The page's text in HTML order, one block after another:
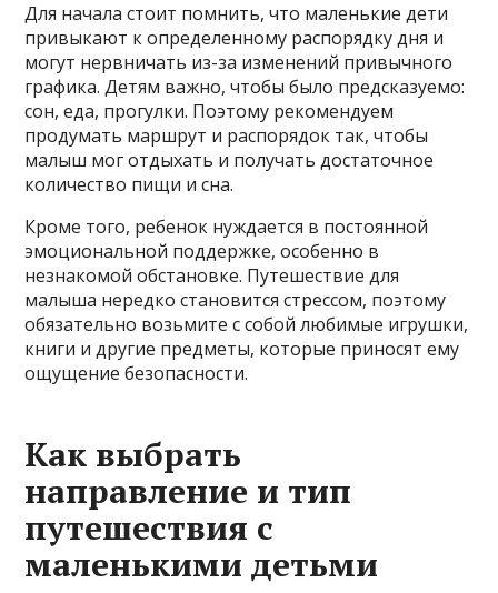
Для начала стоит помнить, что маленькие дети
привыкают к определенному распорядку дня и
могут нервничать из-за изменений привычного
графика. Детям важно, чтобы было предсказуемо:
сон, еда, прогулки. Поэтому рекомендуем
продумать маршрут и распорядок так, чтобы
малыш мог отдыхать и получать достаточное
количество пищи и сна.
Кроме того, ребенок нуждается в постоянной
эмоциональной поддержке, особенно в
незнакомой обстановке. Путешествие для
малыша нередко становится стрессом, поэтому
обязательно возьмите с собой любимые игрушки,
книги и другие предметы, которые приносят ему
ощущение безопасности.
Как выбрать
направление и тип
путешествия с
маленькими детьми